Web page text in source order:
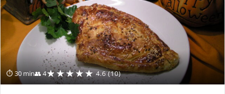
⏱ 30 min👥 4★★★★★ 4.6 (10)